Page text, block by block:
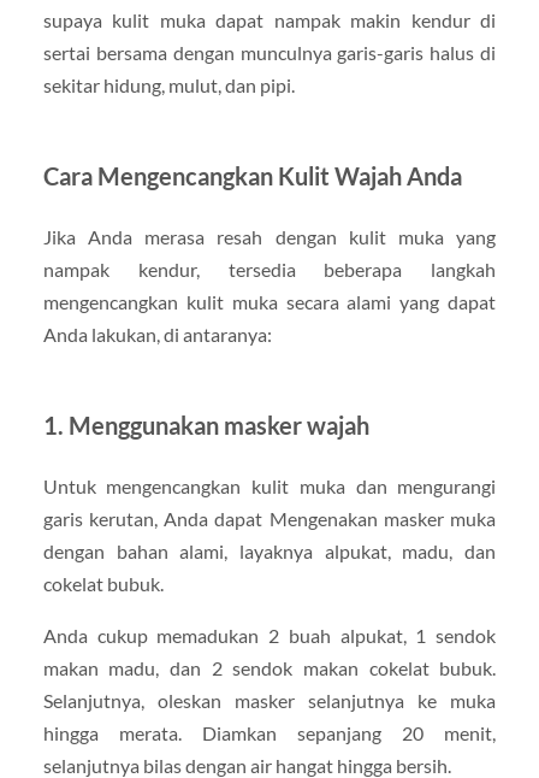
supaya kulit muka dapat nampak makin kendur di
sertai bersama dengan munculnya garis-garis halus di
sekitar hidung, mulut, dan pipi.
Cara Mengencangkan Kulit Wajah Anda
Jika Anda merasa resah dengan kulit muka yang
nampak kendur, tersedia beberapa langkah
mengencangkan kulit muka secara alami yang dapat
Anda lakukan, di antaranya:
1. Menggunakan masker wajah
Untuk mengencangkan kulit muka dan mengurangi
garis kerutan, Anda dapat Mengenakan masker muka
dengan bahan alami, layaknya alpukat, madu, dan
cokelat bubuk.
Anda cukup memadukan 2 buah alpukat, 1 sendok
makan madu, dan 2 sendok makan cokelat bubuk.
Selanjutnya, oleskan masker selanjutnya ke muka
hingga merata. Diamkan sepanjang 20 menit,
selanjutnya bilas dengan air hangat hingga bersih.